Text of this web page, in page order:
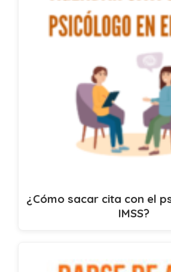
¿Cómo sacar cita con el
IMSS?